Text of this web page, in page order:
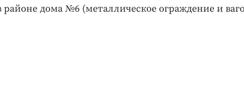
дома №6 (металлическое ограждение и